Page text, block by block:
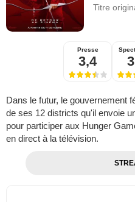
Titre
Presse
3,4
Dans le futur, le gouvernement
de ses 12 districts qu'il envoie
pour participer aux Hunger
en direct à la télévision.